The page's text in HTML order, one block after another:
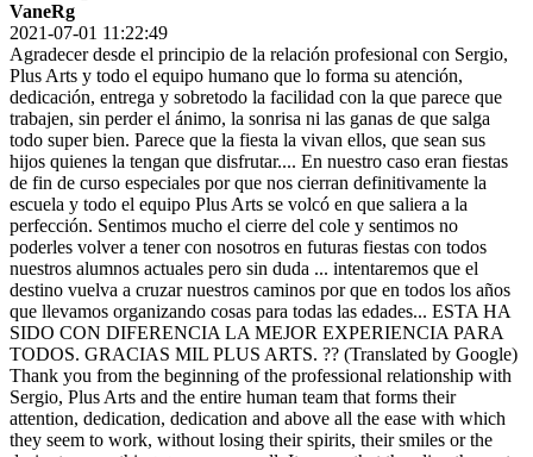
VaneRg
2021-07-01 11:22:49
Agradecer desde el principio de la relación profesional con Sergio,
Plus Arts y todo el equipo humano que lo forma su atención,
dedicación, entrega y sobretodo la facilidad con la que parece que
trabajen, sin perder el ánimo, la sonrisa ni las ganas de que salga
todo super bien. Parece que la fiesta la vivan ellos, que sean sus
hijos quienes la tengan que disfrutar.... En nuestro caso eran fiestas
de fin de curso especiales por que nos cierran definitivamente la
escuela y todo el equipo Plus Arts se volcó en que saliera a la
perfección. Sentimos mucho el cierre del cole y sentimos no
poderles volver a tener con nosotros en futuras fiestas con todos
nuestros alumnos actuales pero sin duda ... intentaremos que el
destino vuelva a cruzar nuestros caminos por que en todos los años
que llevamos organizando cosas para todas las edades... ESTA HA
SIDO CON DIFERENCIA LA MEJOR EXPERIENCIA PARA
TODOS. GRACIAS MIL PLUS ARTS. ?? (Translated by Google)
Thank you from the beginning of the professional relationship with
Sergio, Plus Arts and the entire human team that forms their
attention, dedication, dedication and above all the ease with which
they seem to work, without losing their spirits, their smiles or the